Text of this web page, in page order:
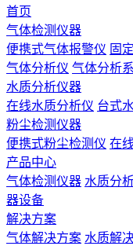
首页
气体检测仪器
便携式气体报警仪 固
气体分析仪 气体分析
水质分析仪器
在线水质分析仪 台式
粉尘检测仪器
便携式粉尘检测仪 在
产品中心
气体检测仪器 水质分
器设备
解决方案
气体解决方案 水质解